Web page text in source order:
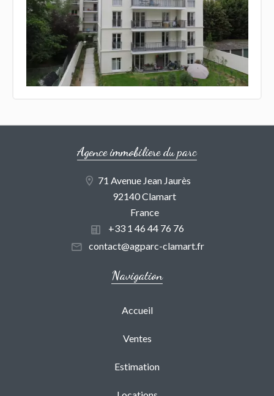
Agence immobiliere du parc
71 Avenue Jean Jaurès
92140 Clamart
France
+33 1 46 44 76 76
contact@agparc-clamart.fr
Navigation
Accueil
Ventes
Estimation